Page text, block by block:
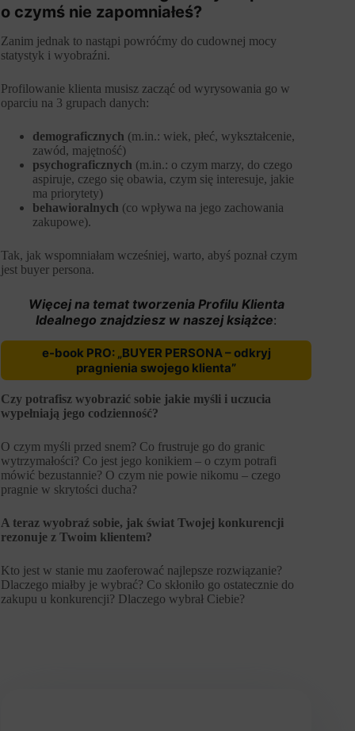
o czymś nie zapomniałeś?
Zanim jednak to nastąpi powróćmy do cudownej mocy
statystyk i wyobraźni.
Profilowanie klienta musisz zacząć od wyrysowania go w
oparciu na 3 grupach danych:
demograficznych (m.in.: wiek, płeć, wykształcenie,
zawód, majętność)
psychograficznych (m.in.: o czym marzy, do czego
aspiruje, czego się obawia, czym się interesuje, jakie
ma priorytety)
behawioralnych (co wpływa na jego zachowania
zakupowe).
Tak, jak wspomniałam wcześniej, warto, abyś poznał czym
jest buyer persona.
Więcej na temat tworzenia Profilu Klienta
Idealnego znajdziesz w naszej książce:
e-book PRO: „BUYER PERSONA – odkryj
pragnienia swojego klienta”
Czy potrafisz wyobrazić sobie jakie myśli i uczucia
wypełniają jego codzienność?
O czym myśli przed snem? Co frustruje go do granic
wytrzymałości? Co jest jego konikiem – o czym potrafi
mówić bezustannie? O czym nie powie nikomu – czego
pragnie w skrytości ducha?
A teraz wyobraź sobie, jak świat Twojej konkurencji
rezonuje z Twoim klientem?
Kto jest w stanie mu zaoferować najlepsze rozwiązanie?
Dlaczego miałby je wybrać? Co skłoniło go ostatecznie do
zakupu u konkurencji? Dlaczego wybrał Ciebie?